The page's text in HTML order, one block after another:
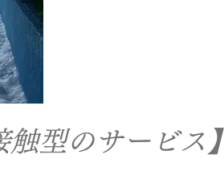
型のサービス】